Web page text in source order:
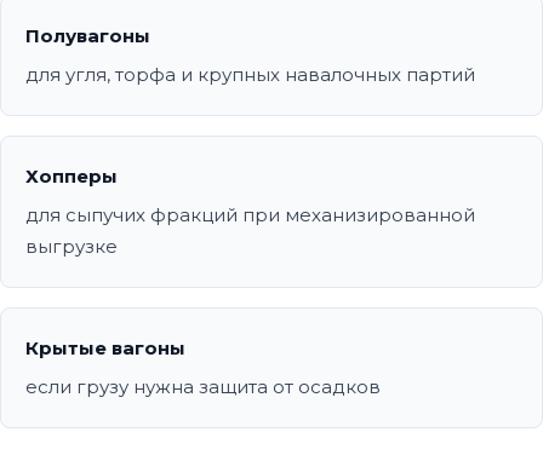
Полувагоны
для угля, торфа и крупных навалочных партий
Хопперы
для сыпучих фракций при механизированной
выгрузке
Крытые вагоны
если грузу нужна защита от осадков